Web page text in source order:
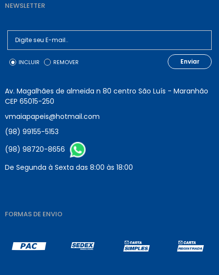
NEWSLETTER
INCLUIR REMOVER Enviar
Av. Magalhães de almeida n 80 centro São Luís - Maranhão
CEP 65015-250
vmaiapapeis@hotmail.com
(98) 99155-5153
(98) 98720-8656
De Segunda à Sexta das 8:00 às 18:00
FORMAS DE ENVIO